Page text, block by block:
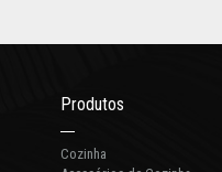
Produtos
Cozinha